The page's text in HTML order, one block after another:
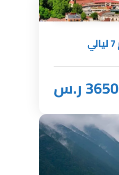
3650 ر.س